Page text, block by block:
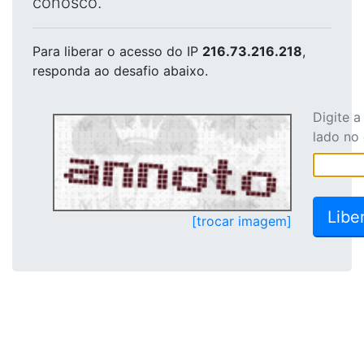
Para liberar o acesso do IP 216.73.216.218,
responda ao desafio abaixo.
[trocar imagem]
Digite
lado no